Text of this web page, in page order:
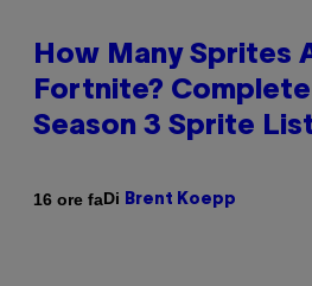
How Many Sprites
Fortnite?
Season 3 Sprite
16 ore faDi Brent Koepp